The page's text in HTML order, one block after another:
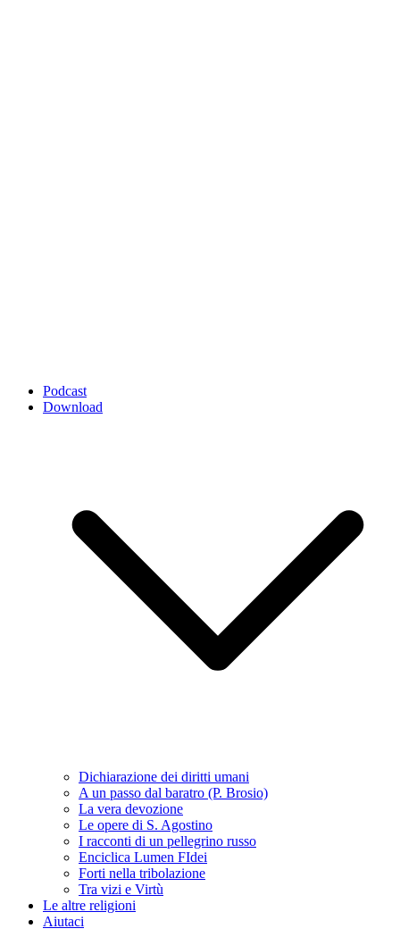
Podcast
Download
Dichiarazione dei diritti umani
A un passo dal baratro (P. Brosio)
La vera devozione
Le opere di S. Agostino
I racconti di un pellegrino russo
Enciclica Lumen FIdei
Forti nella tribolazione
Tra vizi e Virtù
Le altre religioni
Aiutaci